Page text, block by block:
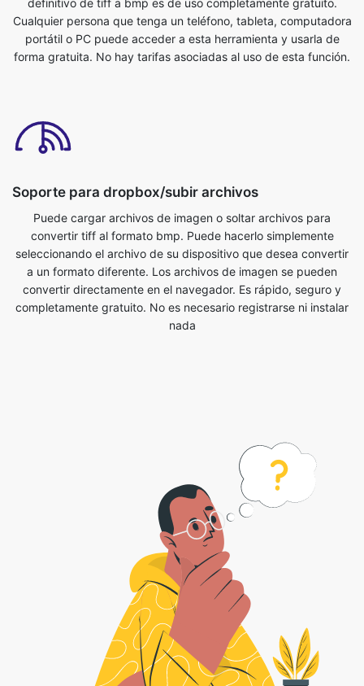
Soporte para dropbox/subir archivos
Puede cargar archivos de imagen o soltar archivos para
seleccionando el archivo de su dispositivo que desea convertir
a un formato diferente. Los archivos de imagen se pueden
convertir directamente en el navegador. Es rápido, seguro y
completamente gratuito. No es necesario registrarse ni instalar
nada